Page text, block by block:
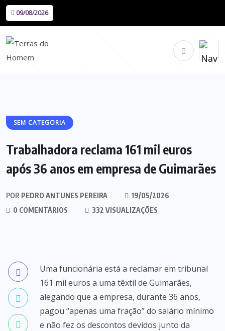
09/08/2026
SEM CATEGORIA
Trabalhadora reclama 161 mil euros
após 36 anos em empresa de Guimarães
POR PEDRO ANTUNES PEREIRA
19/05/2026
0 COMENTÁRIOS
332 VISUALIZAÇÕES
Uma funcionária está a reclamar em tribunal
161 mil euros a uma têxtil de Guimarães,
alegando que a empresa, durante 36 anos,
pagou “apenas uma fração” do salário mínimo
e não fez os descontos devidos junto da